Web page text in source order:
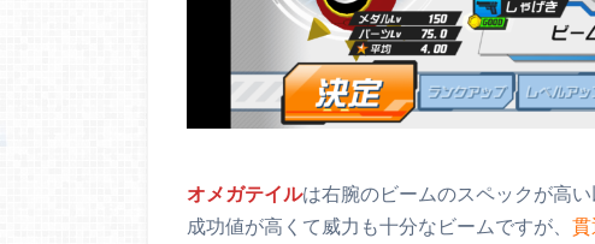
オメガテイルは右腕のビームのスペックが高
成功値が高くて威力も十分なビームですが、